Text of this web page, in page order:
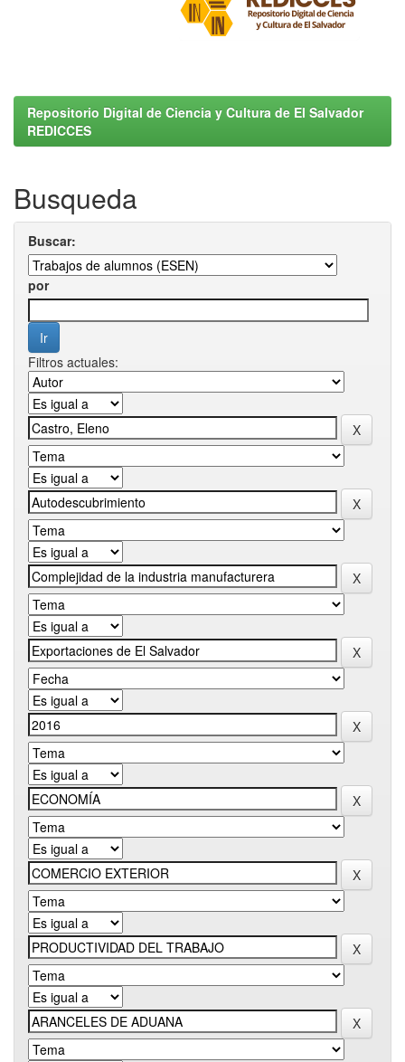
Repositorio Digital de Ciencia y Cultura de El Salvador
REDICCES
Busqueda
Buscar:
por
Filtros actuales: